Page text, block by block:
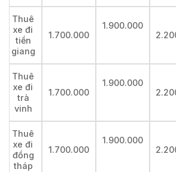
Thuê
xe đi
tiền
giang
1.700.000
1.900.000
Thuê
xe đi
trà
vinh
1.700.000
1.900.000
Thuê
xe đi
đồng
tháp
1.700.000
1.900.000